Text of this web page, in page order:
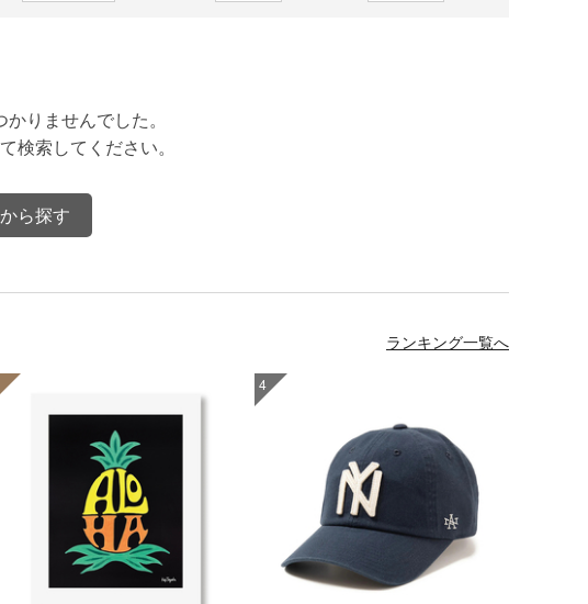
りませんでした。
検索してください。
ら探す
ランキング一覧へ
4